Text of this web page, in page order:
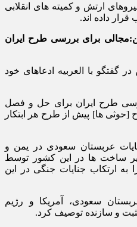
ارتش و کمیته های انقلابی
داده اند.
برای بررسی طرح ایران
گفتگو با العربیه ادعاهای خود
طرح ایران برای حل و فصل
[حوثی ها] پیش از طرح هر ابتکار
عربستان سعودی در یمن و
ساخت ها در این کشور توسط
به ارتکاب جنایات جنگی در این
سعودی، آمریکا و رژیم
و سازنده توصیف کرد.